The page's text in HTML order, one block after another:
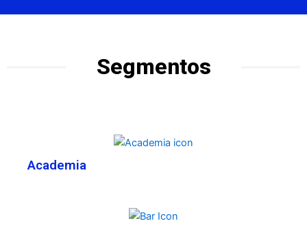
Segmentos
Academia